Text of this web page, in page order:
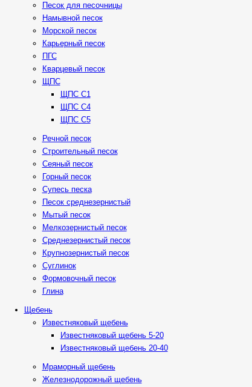
Песок для песочницы
Намывной песок
Морской песок
Карьерный песок
ПГС
Кварцевый песок
ЩПС
ЩПС С1
ЩПС С4
ЩПС С5
Речной песок
Строительный песок
Сеяный песок
Горный песок
Супесь песка
Песок среднезернистый
Мытый песок
Мелкозернистый песок
Среднезернистый песок
Крупнозернистый песок
Суглинок
Формовочный песок
Глина
Щебень
Известняковый щебень
Известняковый щебень 5-20
Известняковый щебень 20-40
Мраморный щебень
Железнодорожный щебень